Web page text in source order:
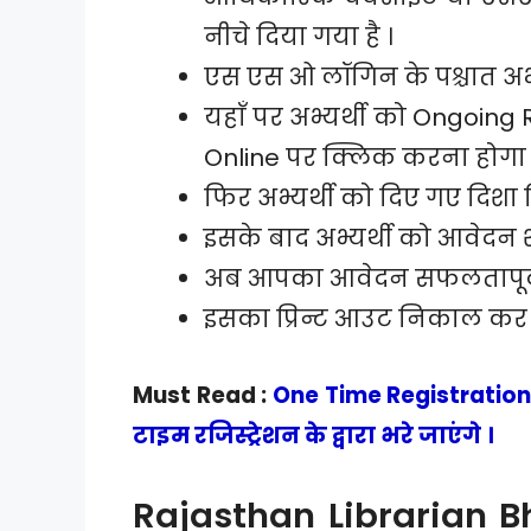
नीचे दिया गया है ।
एस एस ओ लॉगिन के पश्चात
यहाँ पर अभ्यर्थी को Ongoing
Online पर क्लिक करना होगा
फिर अभ्यर्थी को दिए गए
इसके बाद अभ्यर्थी को आवेदन
अब आपका आवेदन
इसका प्रिन्ट आउट निकाल
Must Read : One Time
टाइम रजिस्ट्रेशन के द्वारा भरे जाएंगे ।
Rajasthan Librarian